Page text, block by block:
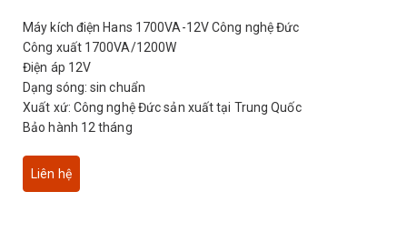
Máy kích điện Hans 1700VA-12V Công nghệ Đức
Công xuất 1700VA/1200W
Điện áp 12V
Dạng sóng: sin chuẩn
Xuất xứ: Công nghệ Đức sản xuất tại Trung Quốc
Bảo hành 12 tháng
Liên hệ